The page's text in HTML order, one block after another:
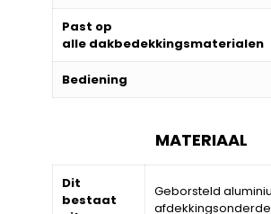
Past op
alle dakbedekkingsmaterialen
Bediening
MATERIAAL
Dit
bestaat
Geborsteld